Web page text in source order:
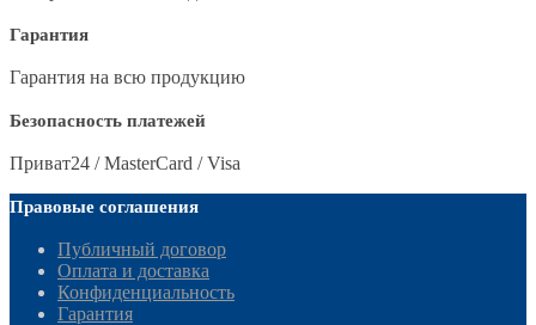
Гарантия
Гарантия на всю продукцию
Безопасность платежей
Приват24 / MasterCard / Visa
Правовые соглашения
Публичный договор
Оплата и доставка
Конфиденциальность
Гарантия